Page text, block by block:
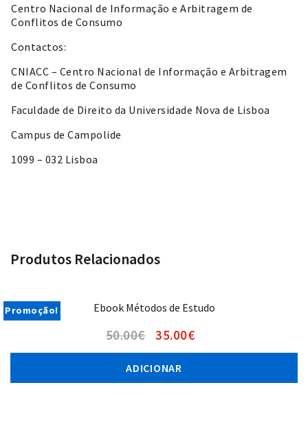
Centro Nacional de Informação e Arbitragem de
Conflitos de Consumo
Contactos:
CNIACC – Centro Nacional de Informação e Arbitragem
de Conflitos de Consumo
Faculdade de Direito da Universidade Nova de Lisboa
Campus de Campolide
1099 – 032 Lisboa
Produtos Relacionados
Promoção! Ebook Métodos de Estudo
50.00€ 35.00€
ADICIONAR